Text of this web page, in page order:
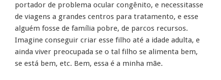
portador de problema ocular congênito, e necessitasse
de viagens a grandes centros para tratamento, e esse
alguém fosse de família pobre, de parcos recursos.
Imagine conseguir criar esse filho até a idade adulta, e
ainda viver preocupada se o tal filho se alimenta bem,
se está bem, etc. Bem, essa é a minha mãe.